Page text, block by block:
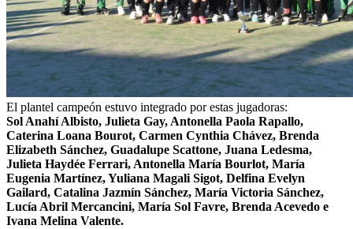
El plantel campeón estuvo integrado por estas jugadoras:
Sol Anahí Albisto, Julieta Gay, Antonella Paola Rapallo,
Caterina Loana Bourot, Carmen Cynthia Chávez, Brenda
Elizabeth Sánchez, Guadalupe Scattone, Juana Ledesma,
Julieta Haydée Ferrari, Antonella María Bourlot, María
Eugenia Martínez, Yuliana Magali Sigot, Delfina Evelyn
Gailard, Catalina Jazmín Sánchez, María Victoria Sánchez,
Lucía Abril Mercancini, María Sol Favre, Brenda Acevedo e
Ivana Melina Valente.